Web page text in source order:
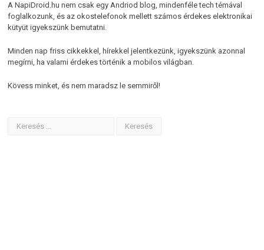
A NapiDroid.hu nem csak egy Andriod blog, mindenféle tech témával
foglalkozunk, és az okostelefonok mellett számos érdekes elektronikai
kütyüt igyekszünk bemutatni.
Minden nap friss cikkekkel, hírekkel jelentkezünk, igyekszünk azonnal
megírni, ha valami érdekes történik a mobilos világban.
Kövess minket, és nem maradsz le semmiről!